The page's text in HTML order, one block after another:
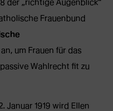
der „richtige Augenblick“
Frauenbund
um Frauen für das
Wahlrecht fit zu
Januar 1919 wird Ellen